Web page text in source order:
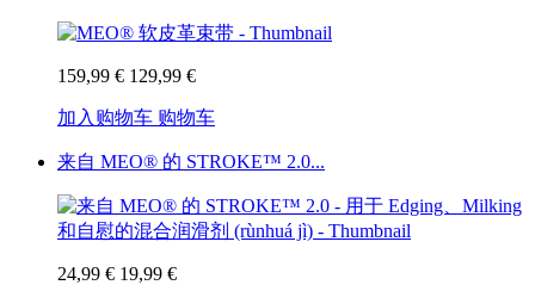
159,99 € 129,99 €
加入购物车 购物车
来自 MEO® 的 STROKE™ 2.0...
24,99 € 19,99 €